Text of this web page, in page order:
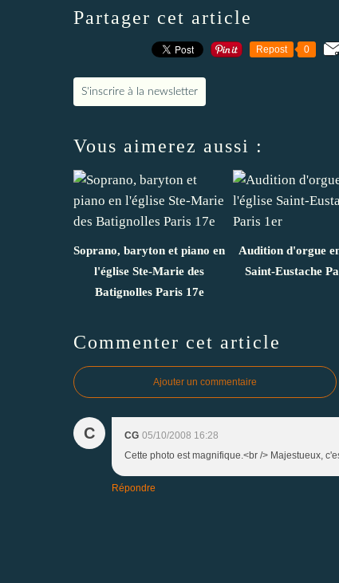
Partager cet article
Repost 0
S'inscrire à la newsletter
Vous aimerez aussi :
Soprano, baryton et piano en
l'église Ste-Marie des
Batignolles Paris 17e
Audition d'orgue
Saint-Eustache
Commenter cet article
Ajouter un commentaire
C CG 05/10/2008 16:28
Cette photo est magnifique.<br /> Majestueux,
Répondre